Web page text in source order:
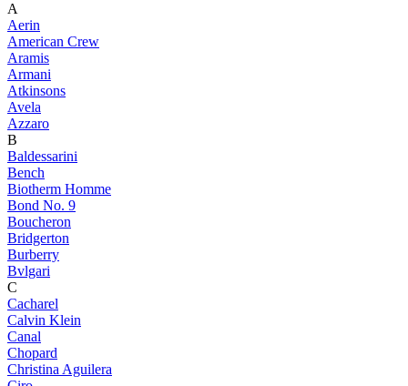
A
Aerin
American Crew
Aramis
Armani
Atkinsons
Avela
Azzaro
B
Baldessarini
Bench
Biotherm Homme
Bond No. 9
Boucheron
Bridgerton
Burberry
Bvlgari
C
Cacharel
Calvin Klein
Canal
Chopard
Christina Aguilera